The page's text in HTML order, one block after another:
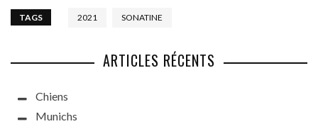
TAGS 2021 SONATINE
ARTICLES RÉCENTS
Chiens
Munichs